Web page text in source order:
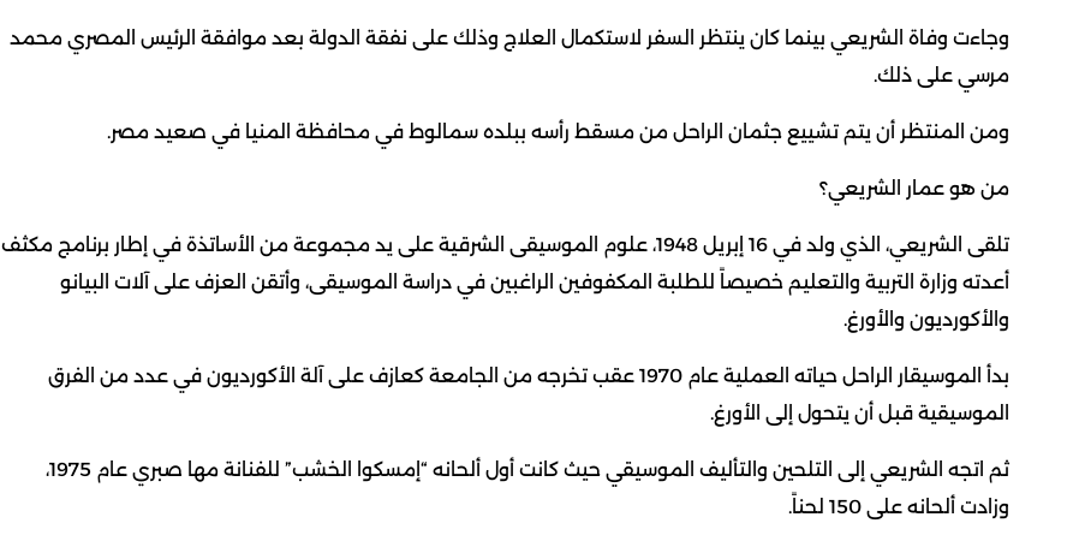
وجاءت وفاة الشريعي بينما كان ينتظر السفر لاستكمال العلاج وذلك على نفقة الدولة بعد موافقة الرئيس المصري محمد
مرسي على ذلك.
ومن المنتظر أن يتم تشييع جثمان الراحل من مسقط رأسه ببلده سمالوط في محافظة المنيا في صعيد مصر.
من هو عمار الشريعي؟
تلقى الشريعي، الذي ولد في 16 إبريل 1948، علوم الموسيقى الشرقية على يد مجموعة من الأساتذة في إطار برنامج مكثف
أعدته وزارة التربية والتعليم خصيصاً للطلبة المكفوفين الراغبين في دراسة الموسيقى، وأتقن العزف على آلات البيانو
والأكورديون والأورغ.
بدأ الموسيقار الراحل حياته العملية عام 1970 عقب تخرجه من الجامعة كعازف على آلة الأكورديون في عدد من الفرق
الموسيقية قبل أن يتحول إلى الأورغ.
ثم اتجه الشريعي إلى التلحين والتأليف الموسيقي حيث كانت أول ألحانه “إمسكوا الخشب” للفنانة مها صبري عام 1975،
وزادت ألحانه على 150 لحناً.